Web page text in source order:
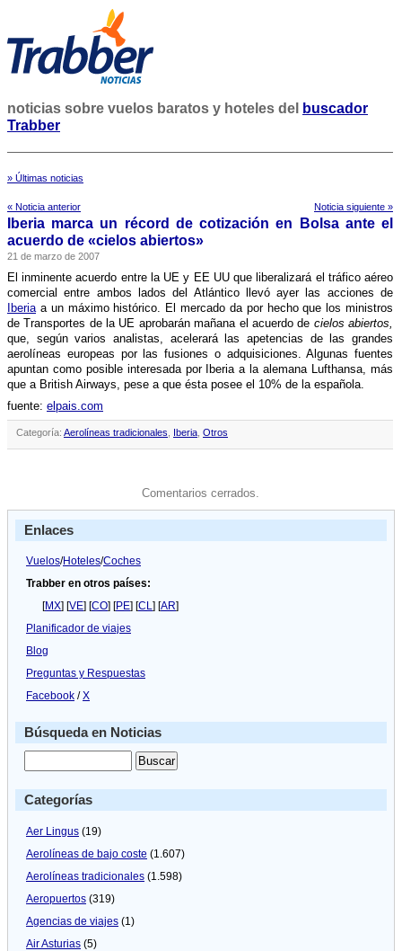
noticias sobre vuelos baratos y hoteles del
buscador
Trabber
» Últimas noticias
« Noticia anterior Noticia siguiente »
Iberia marca un récord de cotización en Bolsa ante el
acuerdo de «cielos abiertos»
21 de marzo de 2007
El inminente acuerdo entre la UE y EE UU que liberalizará el tráfico aéreo
comercial entre ambos lados del Atlántico llevó ayer las acciones de
Iberiaa un máximo histórico. El mercado da por hecho que los ministros
de Transportes de la UE aprobarán mañana el acuerdo de cielos abiertos,
que, según varios analistas, acelerará las apetencias de las grandes
aerolí­neas europeas por las fusiones o adquisiciones. Algunas fuentes
apuntan como posible interesada por Iberia a la alemana Lufthansa, más
que a British Airways, pese a que ésta posee el 10% de la española.
fuente: elpais.com
Categoría: Aerolíneas tradicionales Iberia Otros
Comentarios cerrados.
Enlaces
Vuelos/Hoteles/Coches
Trabber en otros países:
[MX] [VE] [CO] [PE] [CL] [AR]
Planificador de viajes
Blog
Preguntas y Respuestas
Facebook /X
Búsqueda en Noticias
Categorías
Aer Lingus (19)
Aerolíneas de bajo coste (1.607)
Aerolíneas tradicionales (1.598)
Aeropuertos (319)
Agencias de viajes (1)
Air Asturias (5)